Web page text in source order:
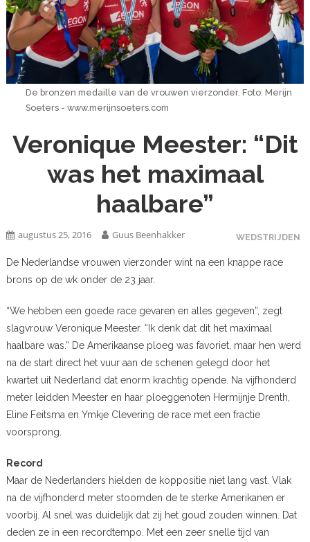
De bronzen medaille van de vrouwen vierzonder. Foto: Merijn
Soeters - www.merijnsoeters.com
Veronique Meester: “Dit
was het maximaal
haalbare”
WEDSTRIJDEN
augustus 25, 2016 Guus Beenhakker
De Nederlandse vrouwen vierzonder wint na een knappe race
brons op de wk onder de 23 jaar.
“We hebben een goede race gevaren en alles gegeven”, zegt
slagvrouw Veronique Meester. “Ik denk dat dit het maximaal
haalbare was.” De Amerikaanse ploeg was favoriet, maar hen werd
na de start direct het vuur aan de schenen gelegd door het
kwartet uit Nederland dat enorm krachtig opende. Na vijfhonderd
meter leidden Meester en haar ploeggenoten Hermijnje Drenth,
Eline Feitsma en Ymkje Clevering de race met een fractie
voorsprong.
Record
Maar de Nederlanders hielden de koppositie niet lang vast. Vlak
na de vijfhonderd meter stoomden de te sterke Amerikanen er
voorbij. Al snel was duidelijk dat zij het goud zouden winnen. Dat
deden ze in een recordtempo. Met een zeer snelle tijd van